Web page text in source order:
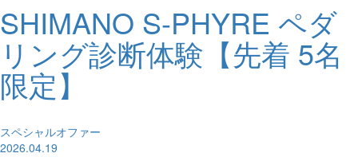
SHIMANO S-PHYRE ペダ
リング診断体験【先着 5名
限定】
スペシャルオファー
2026.04.19